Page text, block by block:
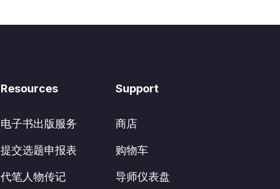
Resources
电子书出版服务
提交选题申报表
代笔人物传记
Support
商店
购物车
导师仪表盘